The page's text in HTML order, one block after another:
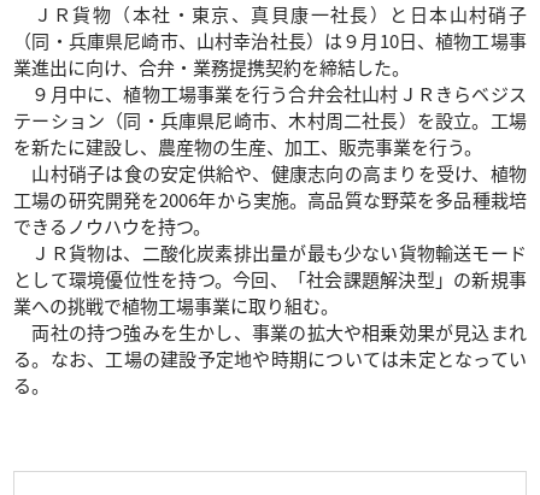
ＪＲ貨物（本社・東京、真貝康一社長）と日本山村硝子
（同・兵庫県尼崎市、山村幸治社長）は９月10日、植物工場事
業進出に向け、合弁・業務提携契約を締結した。
９月中に、植物工場事業を行う合弁会社山村ＪＲきらベジス
テーション（同・兵庫県尼崎市、木村周二社長）を設立。工場
を新たに建設し、農産物の生産、加工、販売事業を行う。
山村硝子は食の安定供給や、健康志向の高まりを受け、植物
工場の研究開発を2006年から実施。高品質な野菜を多品種栽培
できるノウハウを持つ。
ＪＲ貨物は、二酸化炭素排出量が最も少ない貨物輸送モード
として環境優位性を持つ。今回、「社会課題解決型」の新規事
業への挑戦で植物工場事業に取り組む。
両社の持つ強みを生かし、事業の拡大や相乗効果が見込まれ
る。なお、工場の建設予定地や時期については未定となってい
る。